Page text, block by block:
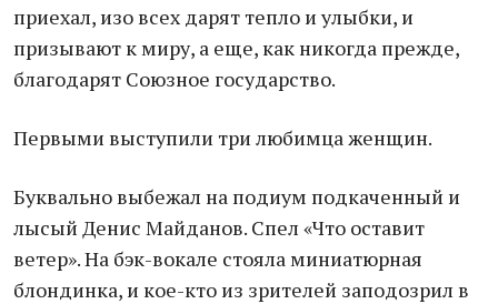
приехал, изо всех дарят тепло и улыбки, и
призывают к миру, а еще, как никогда прежде,
благодарят Союзное государство.
Первыми выступили три любимца женщин.
Буквально выбежал на подиум подкаченный и
лысый Денис Майданов. Спел «Что оставит
ветер». На бэк-вокале стояла миниатюрная
блондинка, и кое-кто из зрителей заподозрил в